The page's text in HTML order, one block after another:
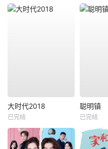
大时代2018
已完结
聪明镇
已完结